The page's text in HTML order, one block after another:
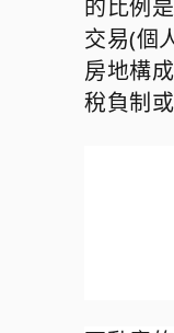
的比例
交易(個
房地構成
稅負制